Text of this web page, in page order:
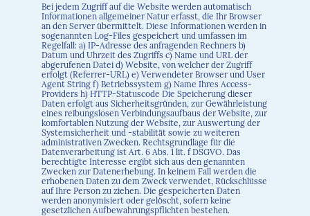
Bei jedem Zugriff auf die Website werden automatisch
Informationen allgemeiner Natur erfasst, die Ihr Browser
an den Server übermittelt. Diese Informationen werden in
sogenannten Log-Files gespeichert und umfassen im
Regelfall: a) IP-Adresse des anfragenden Rechners b)
Datum und Uhrzeit des Zugriffs c) Name und URL der
abgerufenen Datei d) Website, von welcher der Zugriff
erfolgt (Referrer-URL) e) Verwendeter Browser und User
Agent String f) Betriebssystem g) Name Ihres Access-
Providers h) HTTP-Statuscode Die Speicherung dieser
Daten erfolgt aus Sicherheitsgründen, zur Gewährleistung
eines reibungslosen Verbindungsaufbaus der Website, zur
komfortablen Nutzung der Website, zur Auswertung der
Systemsicherheit und -stabilität sowie zu weiteren
administrativen Zwecken. Rechtsgrundlage für die
Datenverarbeitung ist Art. 6 Abs. 1 lit. f DSGVO. Das
berechtigte Interesse ergibt sich aus den genannten
Zwecken zur Datenerhebung. In keinem Fall werden die
erhobenen Daten zu dem Zweck verwendet, Rückschlüsse
auf Ihre Person zu ziehen. Die gespeicherten Daten
werden anonymisiert oder gelöscht, sofern keine
gesetzlichen Aufbewahrungspflichten bestehen.